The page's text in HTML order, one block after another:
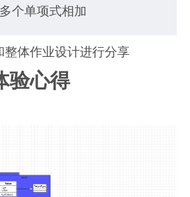
个单项式相加
整体作业设计进行分享
验心得